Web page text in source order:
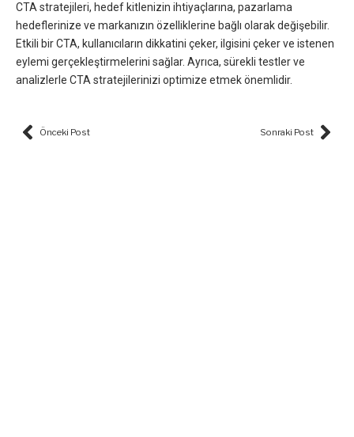
CTA stratejileri, hedef kitlenizin ihtiyaçlarına, pazarlama
hedeflerinize ve markanızın özelliklerine bağlı olarak değişebilir.
Etkili bir CTA, kullanıcıların dikkatini çeker, ilgisini çeker ve istenen
eylemi gerçekleştirmelerini sağlar. Ayrıca, sürekli testler ve
analizlerle CTA stratejilerinizi optimize etmek önemlidir.
Prev
Önceki Post Sonraki Post